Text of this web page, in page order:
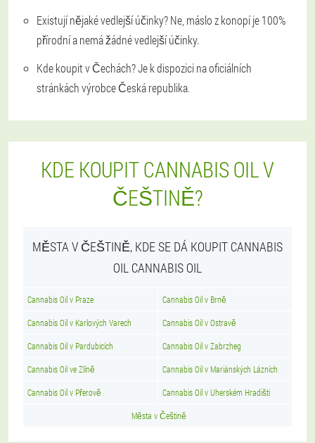
Existují nějaké vedlejší účinky?Ne, máslo z konopí je 100%
přírodní a nemá žádné vedlejší účinky.
Kde koupit v Čechách?Je k dispozici na oficiálních
stránkách výrobce Česká republika.
KDE KOUPIT CANNABIS OIL V
ČEŠTINĚ?
MĚSTA V ČEŠTINĚ, KDE SE DÁ KOUPIT CANNABIS
OIL CANNABIS OIL
Cannabis Oil v Praze Cannabis Oil v Brně
Cannabis Oil v Karlových Varech Cannabis Oil v Ostravě
Cannabis Oil v Pardubicích Cannabis Oil v Zabrzheg
Cannabis Oil ve Zlíně Cannabis Oil v Mariánských Lázních
Cannabis Oil v Přerově Cannabis Oil v Uherském Hradišti
Města v Češtině